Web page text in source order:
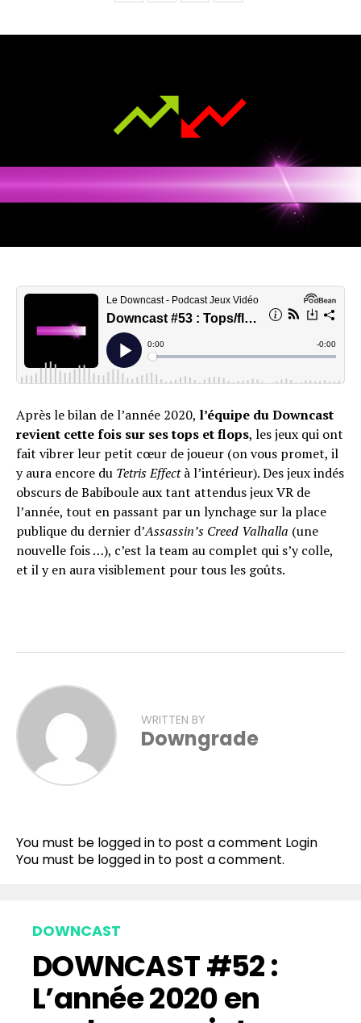
Après le bilan de l’année 2020, l’équipe du Downcast
revient cette fois sur ses tops et flops, les jeux qui ont
fait vibrer leur petit cœur de joueur (on vous promet, il
y aura encore du Tetris Effectà l’intérieur). Des jeux indés
obscurs de Babiboule aux tant attendus jeux VR de
l’année, tout en passant par un lynchage sur la place
publique du dernier d’Assassin’s Creed Valhalla (une
nouvelle fois …), c’est la team au complet qui s’y colle,
et il y en aura visiblement pour tous les goûts.
WRITTEN BY
Downgrade
You must be logged in to post a comment Login
You must be logged in to post a comment.
DOWNCAST
DOWNCAST #52 :
L’année 2020 en